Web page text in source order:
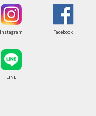
Instagram Facebook
LINE